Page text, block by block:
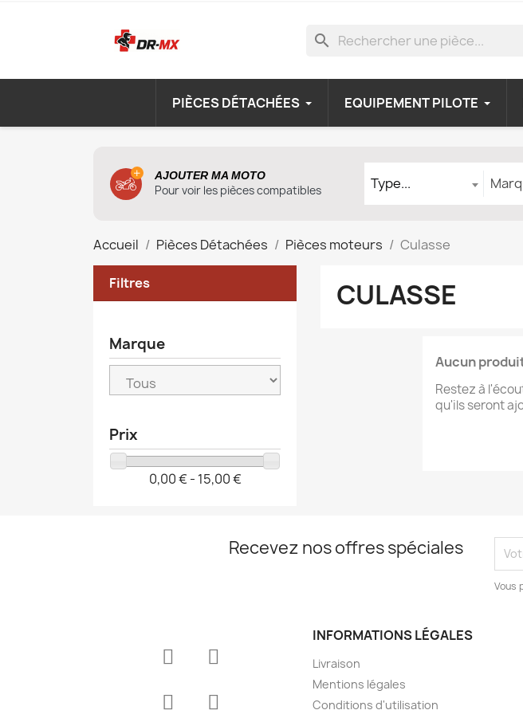
search
PIÈCES DÉTACHÉES EQUIPEMENT PILOTE
Pour voir les pièces compatibles
AJOUTER MA MOTO Type...
Accueil Pièces Détachées Pièces moteurs Culasse
Filtres
Marque
Prix
0,00 € - 15,00 €
CULASSE
Aucun
Restez à
qu'ils seront
Recevez nos offres spéciales
Vous
INFORMATIONS LÉGALES
Livraison
Mentions légales
Conditions d'utilisation